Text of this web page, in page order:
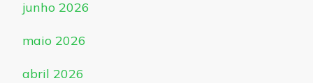
junho 2026
maio 2026
abril 2026